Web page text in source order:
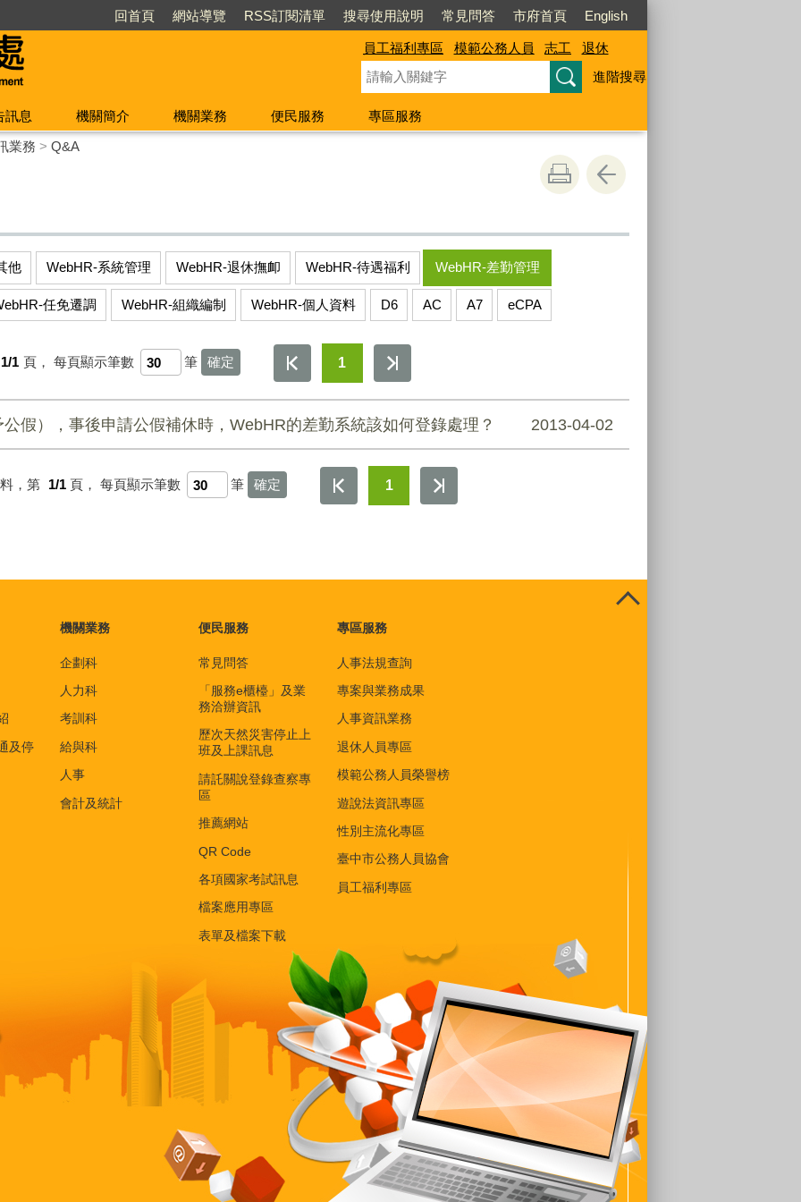
回首頁 網站導覽 RSS訂閱清單 搜尋使用說明 常見問答 市府首頁 English
員工福利專區 模範公務人員 志工
退休
進階搜尋
訊息 機關簡介 機關業務 便民服務
專區服務
業務 > Q&A
他 WebHR-系統管理 WebHR-退休撫卹 WebHR-待遇福利 WebHR-差勤管理
任免遷調 WebHR-組織編制 WebHR-個人資料 D6 AC A7 eCPA
1/1 頁， 每頁顯示筆數 筆 1
假），事後申請公假補休時，WebHR的差勤系統該如何登錄處理？ 2013-04-02
，第 1/1 頁， 每頁顯示筆數 筆 1
及停
機關業務
企劃科
人力科
考訓科
給與科
人事
會計及統計
便民服務
常見問答
「服務e櫃檯」及業
務洽辦資訊
歷次天然災害停止上
班及上課訊息
請託關說登錄查察專
區
推薦網站
QR Code
各項國家考試訊息
檔案應用專區
表單及檔案下載
專區服務
人事法規查詢
專案與業務成果
人事資訊業務
退休人員專區
模範公務人員榮譽榜
遊說法資訊專區
性別主流化專區
臺中市公務人員協會
員工福利專區